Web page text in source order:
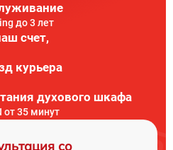
до 3 лет
счет,
курьера
духового шкафа
от 35 минут
со